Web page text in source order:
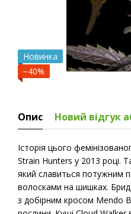
Новинка
−40%
Опис Новий відгук
Історія цього
Strain Hunters у 2013 році.
який славиться потужним
волосками на шишках.
з добірним кросом Mendo